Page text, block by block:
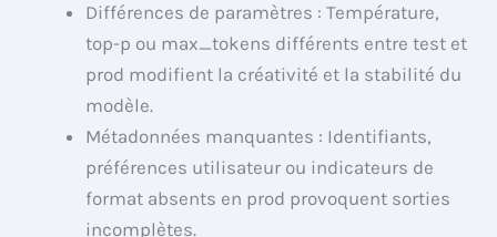
Différences de paramètres : Température,
top-p ou max_tokens différents entre test et
prod modifient la créativité et la stabilité du
modèle.
Métadonnées manquantes : Identifiants,
préférences utilisateur ou indicateurs de
format absents en prod provoquent sorties
incomplètes.